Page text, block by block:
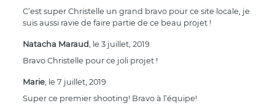
C’est super Christelle un grand bravo pour ce site locale, je
suis aussi ravie de faire partie de ce beau projet !
Natacha Maraud , le 3 juillet, 2019
Bravo Christelle pour ce joli projet !
Marie , le 7 juillet, 2019
Super ce premier shooting! Bravo à l’équipe!